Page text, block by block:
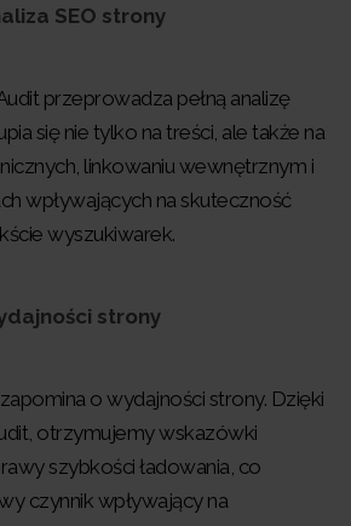
SEO strony
przeprowadza pełną analizę
się nie tylko na treści, ale także na
linkowaniu wewnętrznym i
wpływających na skuteczność
wyszukiwarek.
strony
o wydajności strony. Dzięki
otrzymujemy wskazówki
szybkości ładowania, co
czynnik wpływający na